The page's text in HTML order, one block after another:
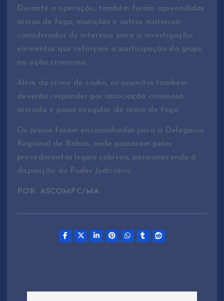
Durante a operação, também foram apreendidas
armas de fogo, munições e outros materiais
considerados de interesse para a investigação,
elementos que reforçam a participação do grupo
na ação criminosa.
Além do crime de roubo, os suspeitos também
deverão responder por associação criminosa
armada e posse irregular de arma de fogo.
Os presos foram encaminhados para a Delegacia
Regional de Balsas, onde passaram pelos
procedimentos legais cabíveis, permanecendo à
disposição do Poder Judiciário.
POR: ASCOMPC/MA